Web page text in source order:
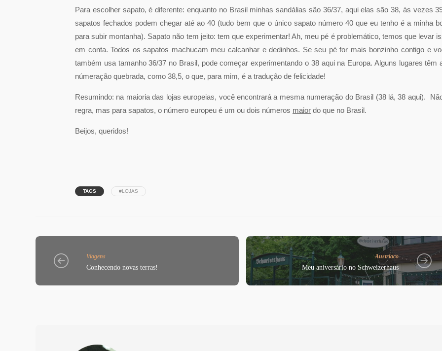
Para escolher sapato, é diferente: enquanto no Brasil minhas sandálias são 36/37, aqui elas são 38, às vezes
sapatos fechados podem chegar até ao 40 (tudo bem que o único sapato número 40 que eu tenho é a minha
para subir montanha). Sapato não tem jeito: tem que experimentar! Ah, meu pé é problemático, temos que levar
em conta. Todos os sapatos machucam meu calcanhar e dedinhos. Se seu pé for mais bonzinho contigo e
também usa tamanho 36/37 no Brasil, pode começar experimentando o 38 aqui na Europa. Alguns lugares têm
númeração quebrada, como 38,5, o que, para mim, é a tradução de felicidade!
Resumindo: na maioria das lojas europeias, você encontrará a mesma numeração do Brasil (38 lá, 38 aqui).
regra, mas para sapatos, o número europeu é um ou dois números maior do que no Brasil.
Beijos, queridos!
TAGS #LOJAS
Viagens
Conhecendo novas terras!
Austríaco
Meu aniversário no Schweizerhaus